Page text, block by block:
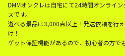
DMMオンクレは自宅にて24時間オンライ
スです。
遊べる景品は3,000点以上！発送依頼を行
け！
ゲット保証機能があるので、初心者の方で